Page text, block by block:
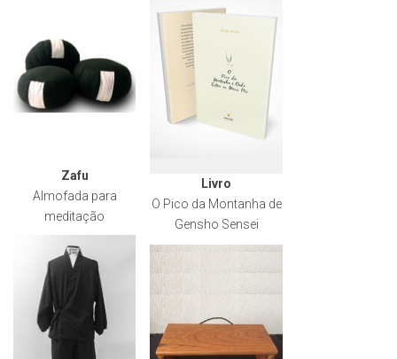
Zafu
Almofada para
meditação
Livro
O Pico da Montanha de
Gensho Sensei